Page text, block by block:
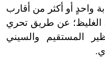
واحدٍ أو أكثر من أقارب
الغليظ؛ عن طريق تحري
المستقيم والسيني